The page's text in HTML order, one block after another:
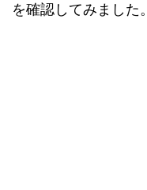
を確認してみました。